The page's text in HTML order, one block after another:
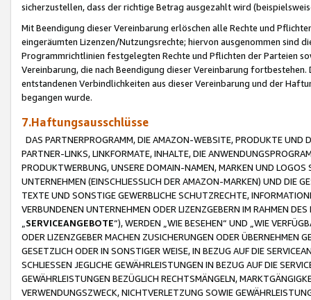
sicherzustellen, dass der richtige Betrag ausgezahlt wird
Mit Beendigung dieser Vereinbarung erlöschen alle Rechte und
eingeräumten Lizenzen/Nutzungsrechte; hiervon ausgenommen sind
Programmrichtlinien festgelegten Rechte und Pflichten der Parteien
Vereinbarung, die nach Beendigung dieser Vereinbarung
entstandenen Verbindlichkeiten aus dieser Vereinbarung und der
begangen wurde.
7.Haftungsausschlüsse
DAS PARTNERPROGRAMM, DIE AMAZON-WEBSITE, PRODUKTE UND
PARTNER-LINKS, LINKFORMATE, INHALTE, DIE
PRODUKTWERBUNG, UNSERE DOMAIN-NAMEN, MARKEN UND
UNTERNEHMEN (EINSCHLIESSLICH DER AMAZON-MARKEN) UND DIE
TEXTE UND SONSTIGE GEWERBLICHE SCHUTZRECHTE,
VERBUNDENEN UNTERNEHMEN ODER LIZENZGEBERN IM RAHMEN
SERVICEANGEBOTE“), WERDEN „WIE BESEHEN“ UND „WIE
ODER LIZENZGEBER MACHEN ZUSICHERUNGEN ODER ÜBERNEHMEN
GESETZLICH ODER IN SONSTIGER WEISE, IN BEZUG AUF DIE
SCHLIESSEN JEGLICHE GEWÄHRLEISTUNGEN IN BEZUG AUF DIE
GEWÄHRLEISTUNGEN BEZÜGLICH RECHTSMÄNGELN,
VERWENDUNGSZWECK, NICHTVERLETZUNG SOWIE